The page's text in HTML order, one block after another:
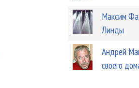
Максим
Линды
Андрей
своего